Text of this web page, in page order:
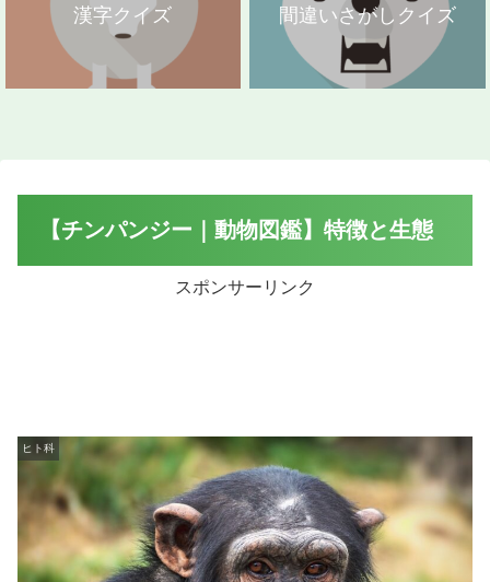
漢字クイズ 間違いさがしクイズ
【チンパンジー｜動物図鑑】特徴と生態
スポンサーリンク
ヒト科